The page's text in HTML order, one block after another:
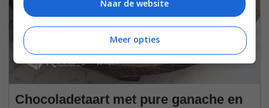
Chocoladetaart met pure ganache en
Naar de website
Meer opties